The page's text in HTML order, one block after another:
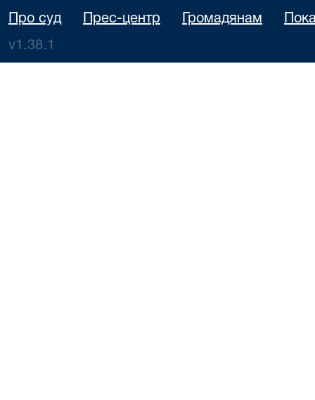
Про суд Прес-центр Громадянам
v1.38.1